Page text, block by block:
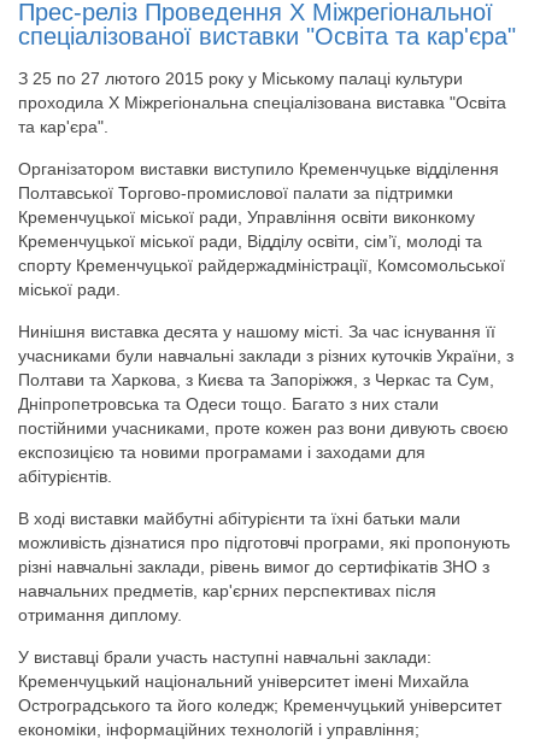
Прес-реліз Проведення Х Міжрегіональної
спеціалізованої виставки "Освіта та кар'єра"
З 25 по 27 лютого 2015 року у Міському палаці культури
проходила Х Міжрегіональна спеціалізована виставка "Освіта
та кар'єра".
Організатором виставки виступило Кременчуцьке відділення
Полтавської Торгово-промислової палати за підтримки
Кременчуцької міської ради, Управління освіти виконкому
Кременчуцької міської ради, Відділу освіти, сім’ї, молоді та
спорту Кременчуцької райдержадміністрації, Комсомольської
міської ради.
Нинішня виставка десята у нашому місті. За час існування її
учасниками були навчальні заклади з різних куточків України, з
Полтави та Харкова, з Києва та Запоріжжя, з Черкас та Сум,
Дніпропетровська та Одеси тощо. Багато з них стали
постійними учасниками, проте кожен раз вони дивують своєю
експозицією та новими програмами і заходами для
абітурієнтів.
В ході виставки майбутні абітурієнти та їхні батьки мали
можливість дізнатися про підготовчі програми, які пропонують
різні навчальні заклади, рівень вимог до сертифікатів ЗНО з
навчальних предметів, кар'єрних перспективах після
отримання диплому.
У виставці брали участь наступні навчальні заклади:
Кременчуцький національний університет імені Михайла
Остроградського та його коледж; Кременчуцький університет
економіки, інформаційних технологій і управління;